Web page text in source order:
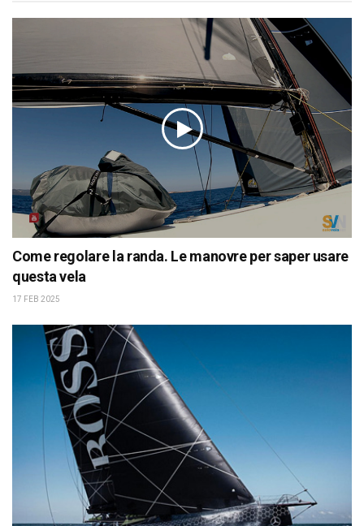
Come regolare la randa. Le manovre per saper usare
questa vela
17 FEB 2025